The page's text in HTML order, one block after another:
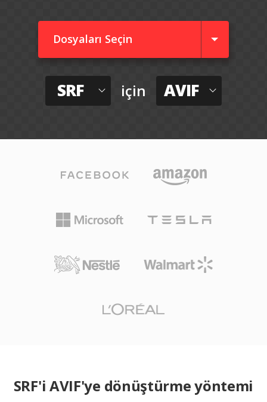
Dosyaları Seçin
SRF için AVIF
SRF'i AVIF'ye dönüştürme yöntemi